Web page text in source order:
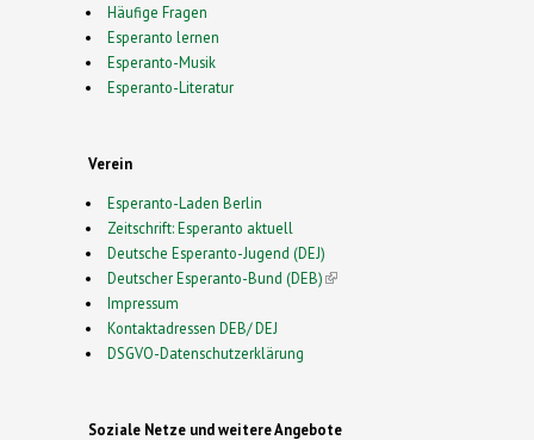
Häufige Fragen
Esperanto lernen
Esperanto-Musik
Esperanto-Literatur
Verein
Esperanto-Laden Berlin
Zeitschrift: Esperanto aktuell
Deutsche Esperanto-Jugend (DEJ)
Deutscher Esperanto-Bund (DEB)(link is external)
Impressum
Kontaktadressen DEB/ DEJ
DSGVO-Datenschutzerklärung
Soziale Netze und weitere Angebote